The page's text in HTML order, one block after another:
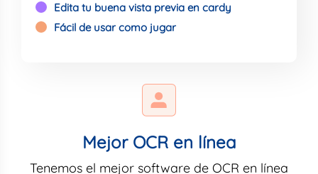
Edita tu buena vista previa en cardy
Fácil de usar como jugar
Mejor OCR en línea
Tenemos el mejor software de OCR en línea